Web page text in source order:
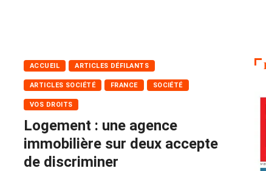
ACCUEIL ARTICLES DÉFILANTS
ARTICLES SOCIÉTÉ FRANCE SOCIÉTÉ
VOS DROITS
Logement : une agence
immobilière sur deux accepte
de discriminer